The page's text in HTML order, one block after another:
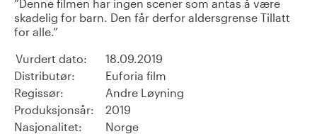
Denne filmen har ingen scener som antas å være
skadelig for barn. Den får derfor aldersgrense Tillatt
for alle.
Vurdert dato:
18.09.2019
Distributør:
Euforia film
Regissør:
Andre Løyning
Produksjonsår:
2019
Nasjonalitet:
Norge